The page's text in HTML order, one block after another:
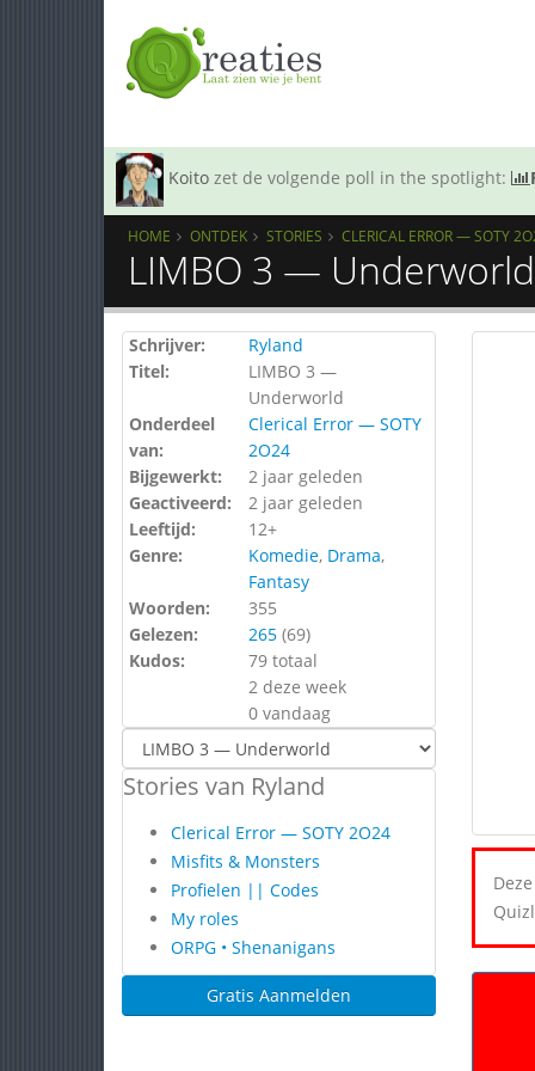
Koito zet de volgende poll in the spotlight:
HOME ONTDEK STORIES CLERICAL ERROR — SOTY
LIMBO 3 — Underworld
Schrijver:
Ryland
Titel:
LIMBO 3 —
Underworld
Onderdeel
van:
Clerical Error — SOTY
2O24
Bijgewerkt:
2 jaar geleden
Geactiveerd:
2 jaar geleden
Leeftijd:
12+
Genre:
Komedie, Drama,
Fantasy
Woorden:
355
Gelezen:
265 (69)
Kudos:
79 totaal
2 deze week
0 vandaag
Stories van Ryland
Clerical Error — SOTY 2O24
Misfits & Monsters
Profielen || Codes
My roles
ORPG • Shenanigans
Gratis Aanmelden